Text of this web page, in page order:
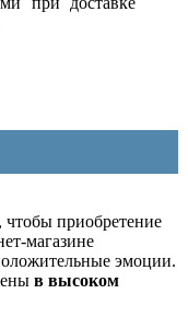
приобретение
магазине
эмоции.
в высоком